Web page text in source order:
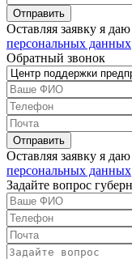
Оставляя заявку я
персональных данных
Обратный звонок
Оставляя заявку я
персональных данных
Задайте вопрос